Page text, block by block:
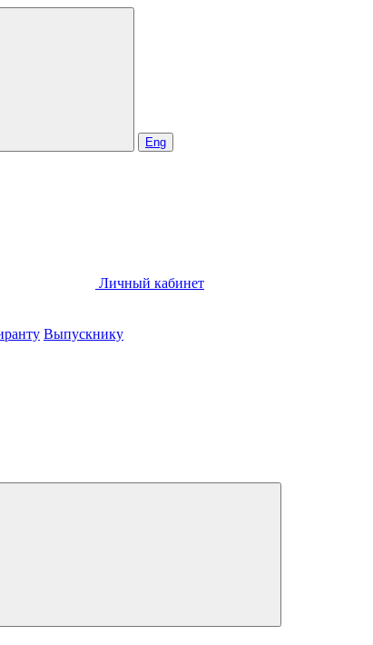
Eng
Личный кабинет
Выпускнику